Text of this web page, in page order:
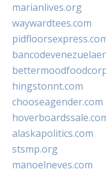
marianlives.org
waywardtees.com
hingstonnt.com
chooseagender.com
alaskapolitics.com
stsmp.org
manoelneves.com